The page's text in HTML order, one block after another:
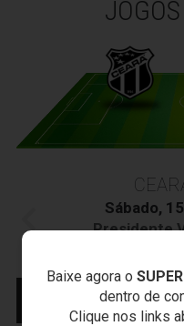
Baixe agora o
dentro de
Clique nos links
Sábado,
Presidente
Campeonato
MAIS INFORMAÇÕES